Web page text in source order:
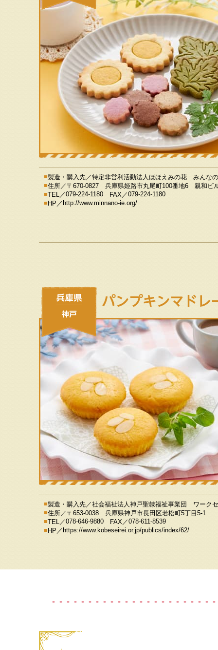
製造・購入先／特定非営利活動法人ほほえみの花 みんな
住所／〒670-0827 兵庫県姫路市丸尾町100番地6 親和ビ
TEL／079-224-1180 FAX／079-224-1180
HP／ http://www.minnano-ie.org/
製造・購入先／社会福祉法人神戸聖隷福祉事業団 ワーク
住所／〒653-0038 兵庫県神戸市長田区若松町5丁目5-1
TEL／078-646-9880 FAX／078-611-8539
HP／ https://www.kobeseirei.or.jp/publics/index/62/